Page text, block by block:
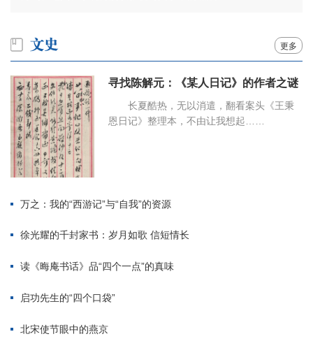
更多
寻找陈解元：《某人日记》的作者之谜
长夏酷热，无以消遣，翻看案头《王秉
恩日记》整理本，不由让我想起……
万之：我的“西游记”与“自我”的资源
徐光耀的千封家书：岁月如歌 信短情长
读《晦庵书话》品“四个一点”的真味
启功先生的“四个口袋”
北宋使节眼中的燕京